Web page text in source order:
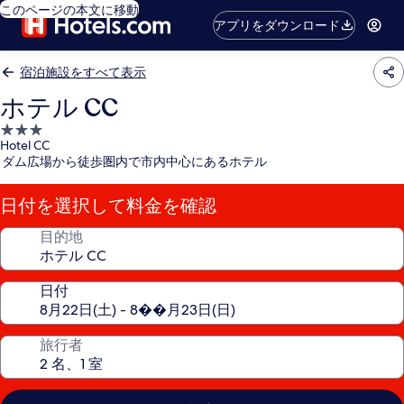
このページの本文に移動
アプリをダウンロード
宿泊施設をすべて表示
ホテル CC
3.0
つ
星
宿
泊
施
Hotel CC
ダム広場から徒歩圏内で市内中心にあるホテル
日付を選択して料金を確認
目的地
日付
旅行者